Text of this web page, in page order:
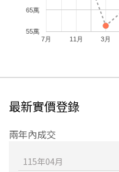
7月 11月 3月
55萬
65萬
最新實價登錄
兩年內成交
115年04月